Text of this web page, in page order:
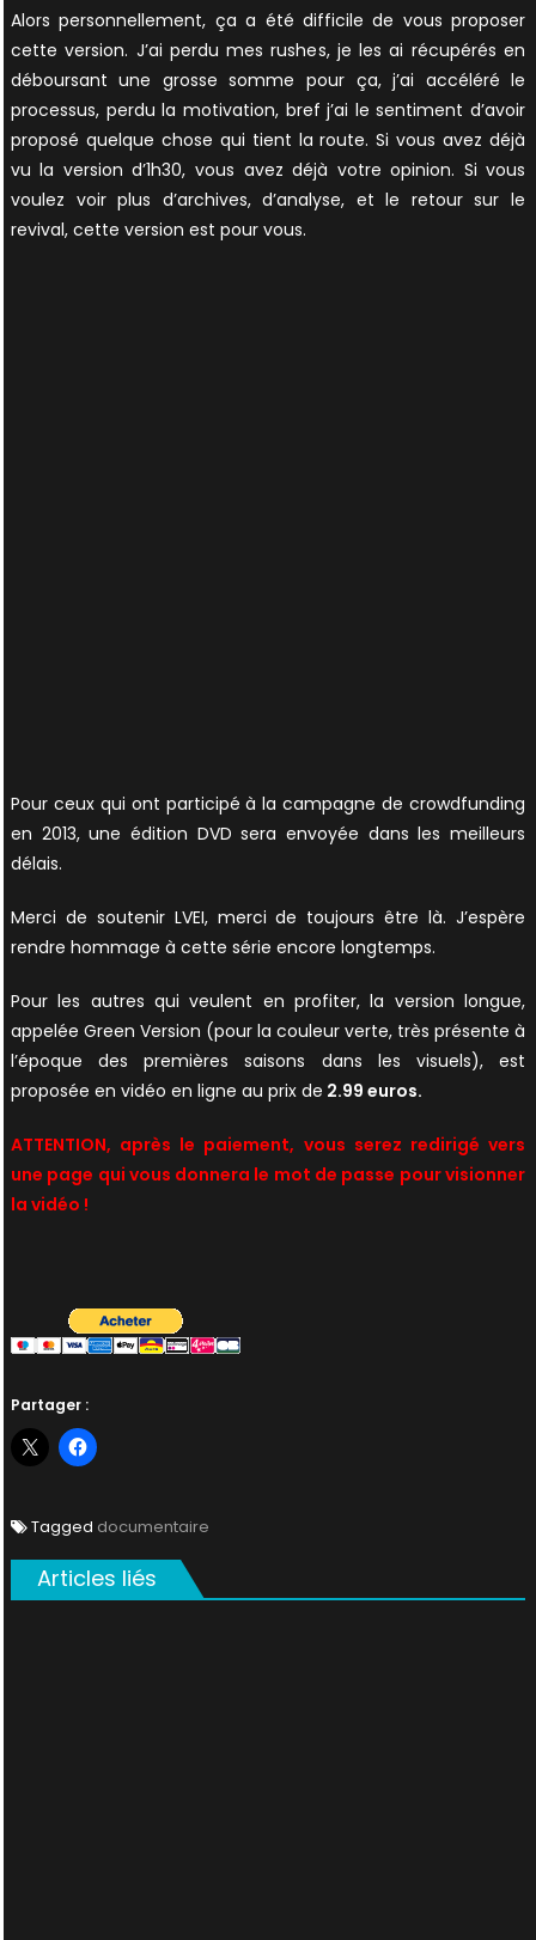
Alors personnellement, ça a été difficile de vous proposer
cette version. J’ai perdu mes rushes, je les ai récupérés en
déboursant une grosse somme pour ça, j’ai accéléré le
processus, perdu la motivation, bref j’ai le sentiment d’avoir
proposé quelque chose qui tient la route. Si vous avez déjà
vu la version d’1h30, vous avez déjà votre opinion. Si vous
voulez voir plus d’archives, d’analyse, et le retour sur le
revival, cette version est pour vous.
Pour ceux qui ont participé à la campagne de crowdfunding
en 2013, une édition DVD sera envoyée dans les meilleurs
délais.
Merci de soutenir LVEI, merci de toujours être là. J’espère
rendre hommage à cette série encore longtemps.
Pour les autres qui veulent en profiter, la version longue,
appelée Green Version (pour la couleur verte, très présente à
l’époque des premières saisons dans les visuels), est
proposée en vidéo en ligne au prix de 2.99 euros.
ATTENTION, après le paiement, vous serez redirigé vers
une page qui vous donnera le mot de passe pour visionner
la vidéo !
Partager :
Tagged documentaire
Articles liés